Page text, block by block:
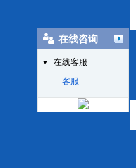
在线咨询
在线客服
客服